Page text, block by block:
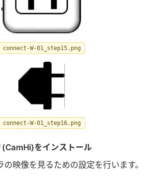
connect-W-01_step15.png
connect-W-01_step16.png
をインストール
の映像を見るための設定を行います。